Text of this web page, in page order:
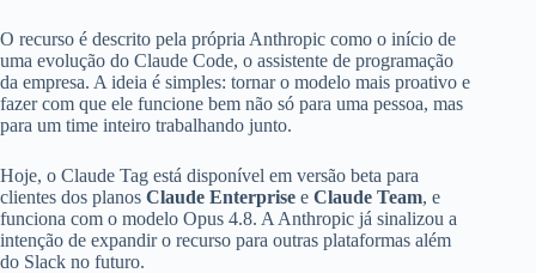
O recurso é descrito pela própria Anthropic como o início de
uma evolução do Claude Code, o assistente de programação
da empresa. A ideia é simples: tornar o modelo mais proativo e
fazer com que ele funcione bem não só para uma pessoa, mas
para um time inteiro trabalhando junto.
Hoje, o Claude Tag está disponível em versão beta para
clientes dos planos Claude Enterprise e Claude Team, e
funciona com o modelo Opus 4.8. A Anthropic já sinalizou a
intenção de expandir o recurso para outras plataformas além
do Slack no futuro.